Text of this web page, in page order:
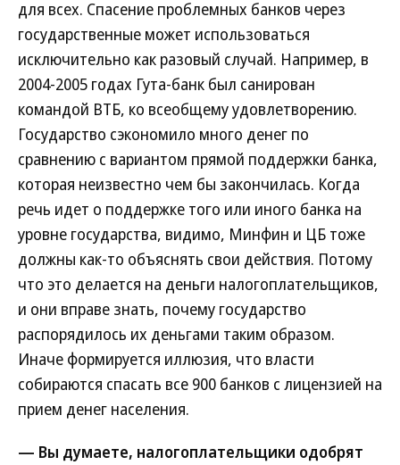
для всех. Спасение проблемных банков через
государственные может использоваться
исключительно как разовый случай. Например, в
2004-2005 годах Гута-банк был санирован
командой ВТБ, ко всеобщему удовлетворению.
Государство сэкономило много денег по
сравнению с вариантом прямой поддержки банка,
которая неизвестно чем бы закончилась. Когда
речь идет о поддержке того или иного банка на
уровне государства, видимо, Минфин и ЦБ тоже
должны как-то объяснять свои действия. Потому
что это делается на деньги налогоплательщиков,
и они вправе знать, почему государство
распорядилось их деньгами таким образом.
Иначе формируется иллюзия, что власти
собираются спасать все 900 банков с лицензией на
прием денег населения.
— Вы думаете, налогоплательщики одобрят